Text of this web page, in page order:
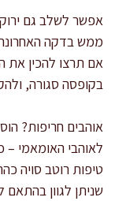
אפשר לשלב גם
ממש בדקה
אם תרצו להכין את
בקופסה סגורה,
לאוהבי האומאמי –
טיפות רוטב סויה
שניתן לגוון